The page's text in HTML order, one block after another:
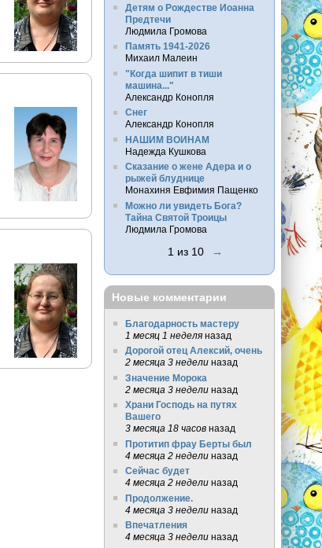
Детям о Рождестве Иоанна
Предтечи
Людмила Громова
Память 1941-2026
Михаил Малеин
"Когда шипит в тиши
машина..."
Александр Конопля
Снег
Александр Конопля
НАШИМ ВОИНАМ
Надежда Кушкова
Сказание о жене Адера и о
рыжей блуднице
Монахиня Евфимия Пащенко
Можно ли увидеть Бога?
Тайна Святой Троицы
Людмила Громова
1 из 10 →
Новые комментарии
Благодарность мастеру
1 месяц 1 неделяназад
Дорогой отец Алексий, очень
2 месяца 3 неделиназад
Значение Морока
2 месяца 3 неделиназад
Храни Господь на путях
Вашего
3 месяца 18 часовназад
Протитип фрау Берты был
4 месяца 2 неделиназад
Сейчас будет
4 месяца 2 неделиназад
Продолжение.
4 месяца 3 неделиназад
Впечатления
4 месяца 3 неделиназад